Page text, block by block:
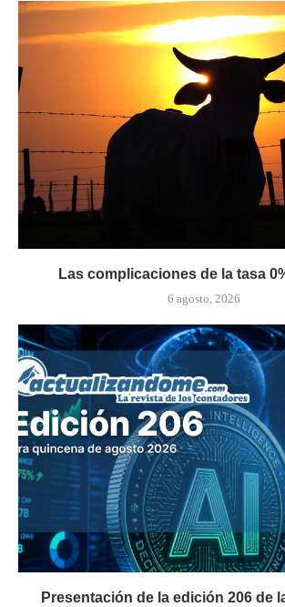
Las complicaciones de la tasa
6 agosto, 2026
Presentación de la edición 206 de